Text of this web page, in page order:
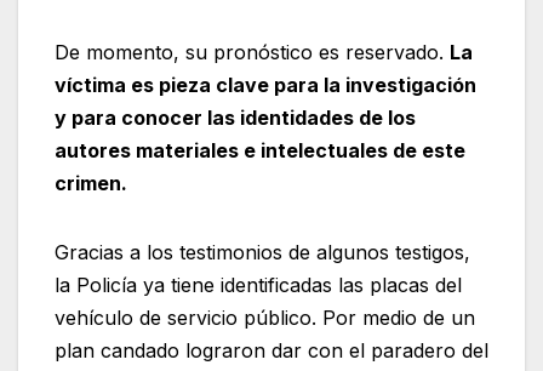
De momento, su pronóstico es reservado. La
víctima es pieza clave para la investigación
y para conocer las identidades de los
autores materiales e intelectuales de este
crimen.
Gracias a los testimonios de algunos testigos,
la Policía ya tiene identificadas las placas del
vehículo de servicio público. Por medio de un
plan candado lograron dar con el paradero del